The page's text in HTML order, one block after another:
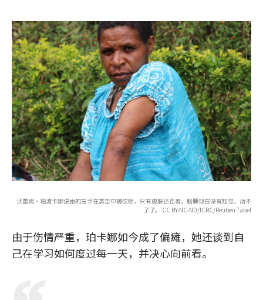
沃蕾姆·珀波卡娜说她的左手在袭击中被砍断，只有皮肤还连着。胳膊现在没有知觉，动不
了了。 CC BY-NC-ND/ICRC/Reuben Tabel
由于伤情严重，珀卡娜如今成了偏瘫，她还谈到自
己在学习如何度过每一天，并决心向前看。